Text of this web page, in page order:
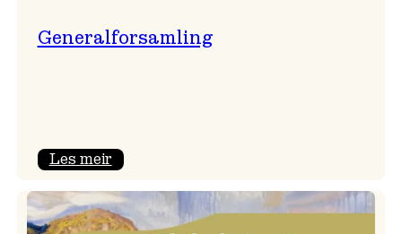
Generalforsamling
Les meir: